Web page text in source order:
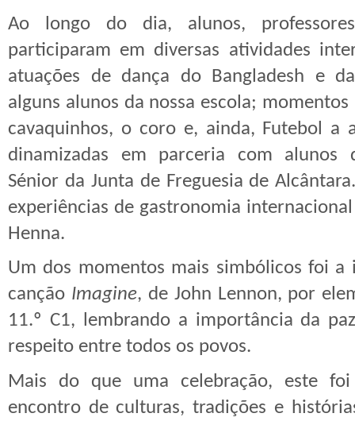
Ao longo do dia, alunos,
participaram em diversas atividades
atuações de dança do Bangladesh e
alguns alunos da nossa escola;
cavaquinhos, o coro e, ainda, Futebol a
dinamizadas em parceria com alunos
Sénior da Junta de Freguesia de
experiências de gastronomia
Henna.
Um dos momentos mais simbólicos foi a
canção Imagine, de John Lennon, por
11.º C1, lembrando a importância da
respeito entre todos os povos.
Mais do que uma celebração, este
encontro de culturas, tradições e